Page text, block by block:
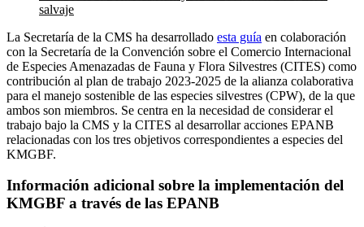
salvaje
La Secretaría de la CMS ha desarrollado esta guía en colaboración
con la Secretaría de la Convención sobre el Comercio Internacional
de Especies Amenazadas de Fauna y Flora Silvestres (CITES) como
contribución al plan de trabajo 2023-2025 de la alianza colaborativa
para el manejo sostenible de las especies silvestres (CPW), de la que
ambos son miembros. Se centra en la necesidad de considerar el
trabajo bajo la CMS y la CITES al desarrollar acciones EPANB
relacionadas con los tres objetivos correspondientes a especies del
KMGBF.
Información adicional sobre la implementación del
KMGBF a través de las EPANB